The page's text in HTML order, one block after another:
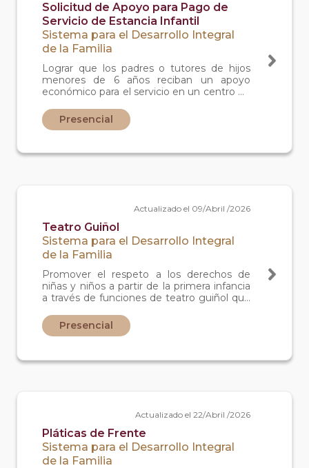
Solicitud de Apoyo para Pago de
Servicio de Estancia Infantil
Sistema para el Desarrollo Integral
de la Familia
Lograr que los padres o tutores de hijos
menores de 6 años reciban un apoyo
económico para el servicio en un centro de
Presencial
Actualizado el 09/Abril /2026
Teatro Guiñol
Sistema para el Desarrollo Integral
de la Familia
Promover el respeto a los derechos de
niñas y niños a partir de la primera infancia
a través de funciones de teatro guiñol que
de la niñez.
Presencial
Actualizado el 22/Abril /2026
Pláticas de Frente
Sistema para el Desarrollo Integral
de la Familia